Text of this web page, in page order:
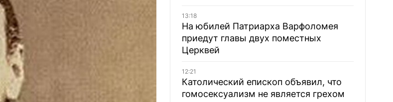
13:18
На юбилей Патриарха Варфоломея
приедут главы двух поместных
Церквей
12:21
Католический епископ объявил, что
гомосексуализм не является грехом